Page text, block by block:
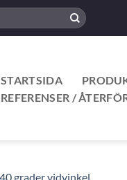
STARTSIDA
REFERENSER /